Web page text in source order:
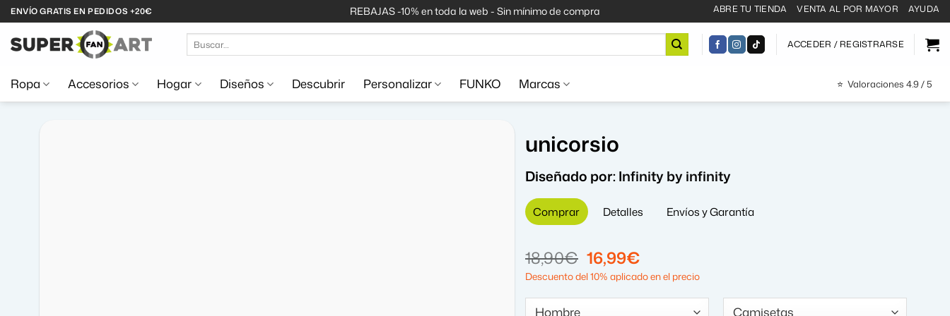
Saltar
al
contenido
ENVÍO GRATIS EN PEDIDOS +20€ REBAJAS -10% en toda la web - Sin mínimo de compra ABRE TU TIENDA VENTA AL POR MAYOR AYUDA
por:
ACCEDER / REGISTRARSE
Ropa Accesorios Hogar Diseños Descubrir Personalizar FUNKO Marcas ⭐ Valoraciones 4.9 / 5
unicorsio
Diseñado por:Infinity by infinity
Comprar Detalles Envíos y Garantía
18,90€ El
precio
original
era:
16,99€El
precio
actual
es:
Descuento del 10% aplicado en el precio